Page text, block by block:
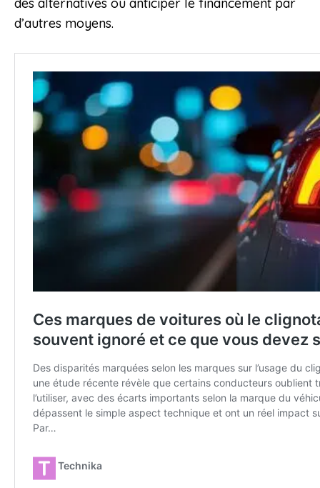
des alternatives ou anticiper le financement par
d’autres moyens.